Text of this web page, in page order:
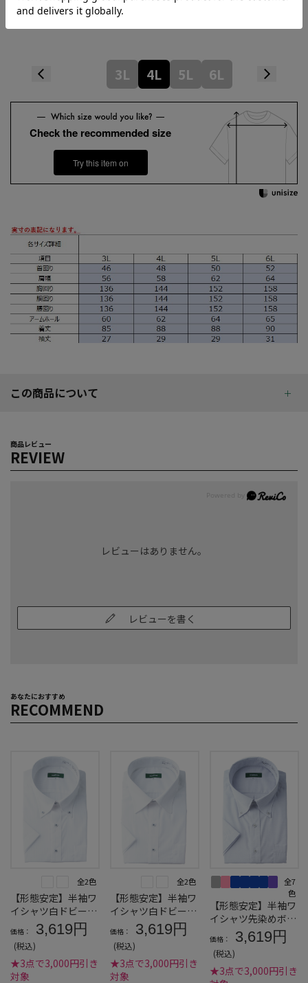
Length 88cm
3L 4L 5L 6L
Check the recommended size
Try this item on
この商品について
商品レビュー
REVIEW
レビューはありません。
レビューを書く
あなたにおすすめ
RECOMMEND
全2色
【形態安定】半袖ワ
イシャツ白ドビーボ
タンダウン
価格： 3,619円
(税込)
★3点で3,000円引き
対象
全2色
【形態安定】半袖ワ
イシャツ白ドビーセ
ミワイド
価格： 3,619円
(税込)
★3点で3,000円引き
対象
全7
色
【形態安定】半袖ワ
イシャツ先染めボタ
ンダウン
価格： 3,619円
(税込)
★3点で3,000円引き